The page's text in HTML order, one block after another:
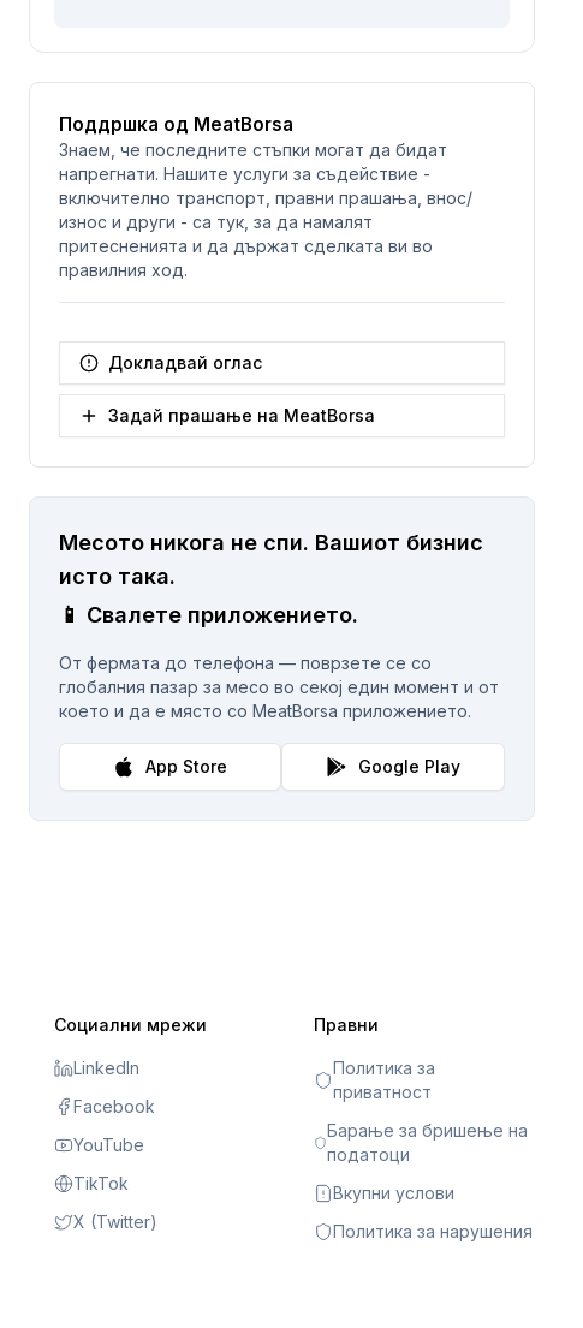
Поддршка од MeatBorsa
Знаем, че последните стъпки могат да бидат
напрегнати. Нашите услуги за съдействие -
включително транспорт, правни прашања, внос/
износ и други - са тук, за да намалят
притесненията и да държат сделката ви во
правилния ход.
Докладвай оглас
Задай прашање на MeatBorsa
Месото никога не спи. Вашиот бизнис
исто така.
📱 Свалете приложението.
От фермата до телефона — поврзете се со
глобалния пазар за месо во секој един момент и от
което и да е място со MeatBorsa приложението.
App Store Google Play
Социални мрежи
LinkedIn
Facebook
YouTube
TikTok
X (Twitter)
Правни
Политика за
приватност
Барање за бришење на
податоци
Вкупни услови
Политика за нарушения